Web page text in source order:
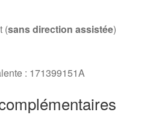
(sans direction assistée)
: 171399151A